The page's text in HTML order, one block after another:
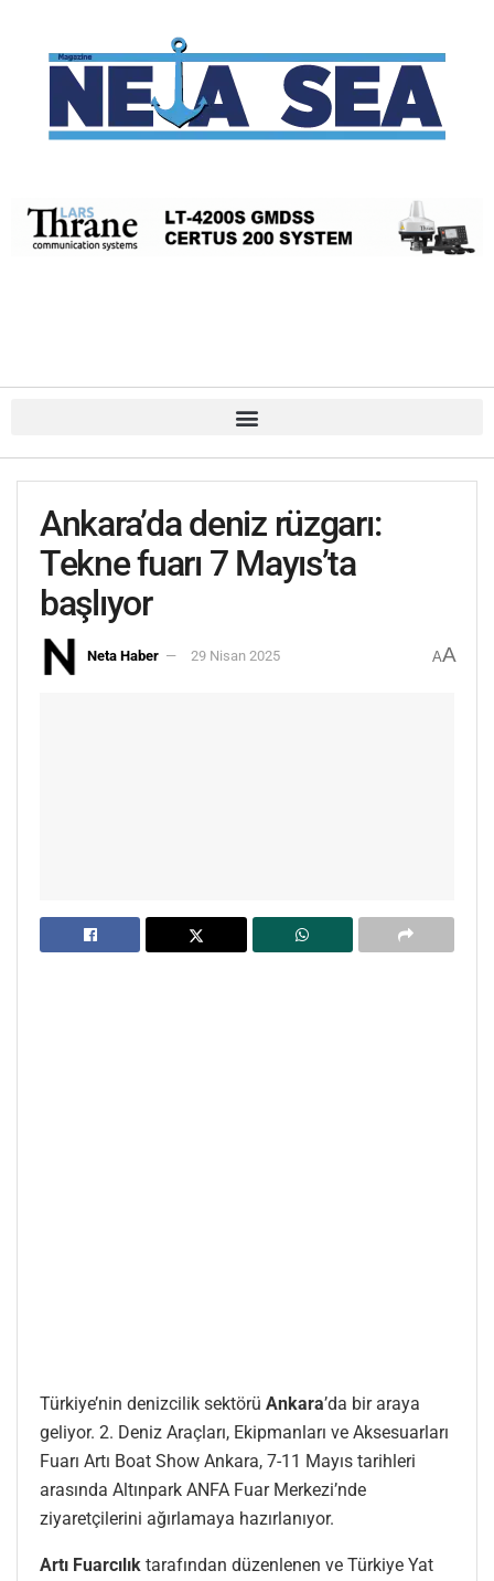
Ankara’da deniz rüzgarı:
Tekne fuarı 7 Mayıs’ta
başlıyor
Neta Haber 29 Nisan 2025 AA
Türkiye’nin denizcilik sektörü Ankara’da bir araya
geliyor. 2. Deniz Araçları, Ekipmanları ve Aksesuarları
Fuarı Artı Boat Show Ankara, 7-11 Mayıs tarihleri
arasında Altınpark ANFA Fuar Merkezi’nde
ziyaretçilerini ağırlamaya hazırlanıyor.
Artı Fuarcılık tarafından düzenlenen ve Türkiye Yat